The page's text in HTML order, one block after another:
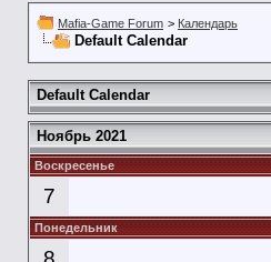
Mafia-Game Forum > Календарь
Default Calendar
Default Calendar
Ноябрь 2021
Воскресенье
7
Понедельник